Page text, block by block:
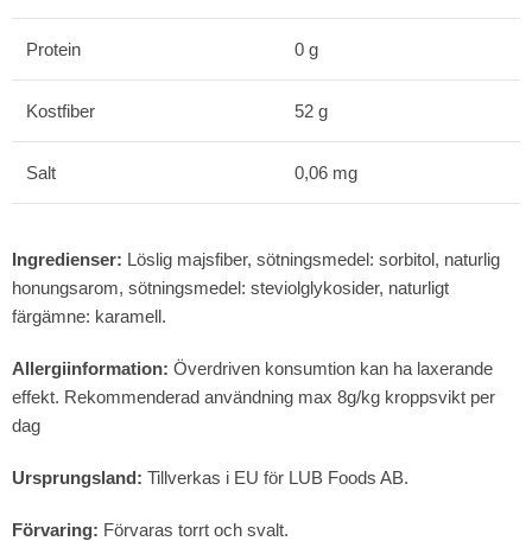
Protein 0 g
Kostfiber 52 g
Salt 0,06 mg
Ingredienser: Löslig majsfiber, sötningsmedel: sorbitol, naturlig
honungsarom, sötningsmedel: steviolglykosider, naturligt
färgämne: karamell.
Allergiinformation: Överdriven konsumtion kan ha laxerande
effekt. Rekommenderad användning max 8g/kg kroppsvikt per
dag
Ursprungsland: Tillverkas i EU för LUB Foods AB.
Förvaring: Förvaras torrt och svalt.